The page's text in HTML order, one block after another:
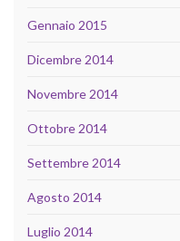
Gennaio 2015
Dicembre 2014
Novembre 2014
Ottobre 2014
Settembre 2014
Agosto 2014
Luglio 2014